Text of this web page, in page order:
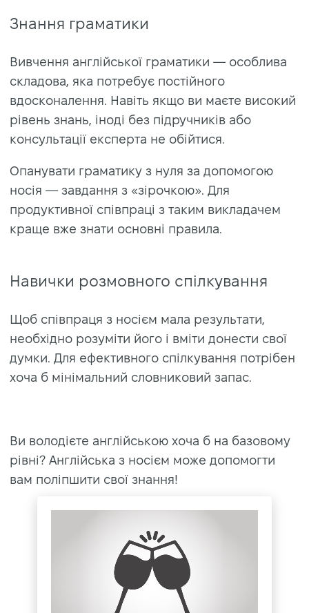
Знання граматики
Вивчення англійської граматики — особлива
складова, яка потребує постійного
вдосконалення. Навіть якщо ви маєте високий
рівень знань, іноді без підручників або
консультації експерта не обійтися.
Опанувати граматику з нуля за допомогою
носія — завдання з «зірочкою». Для
продуктивної співпраці з таким викладачем
краще вже знати основні правила.
Навички розмовного спілкування
Щоб співпраця з носієм мала результати,
необхідно розуміти його і вміти донести свої
думки. Для ефективного спілкування потрібен
хоча б мінімальний словниковий запас.
Ви володієте англійською хоча б на базовому
рівні? Англійська з носієм може допомогти
вам поліпшити свої знання!